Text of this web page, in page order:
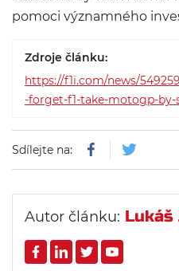
pomoci významného
Zdroje článku:
https://f1i.com/news/
-forget-f1-take-motogp-
Sdílejte na:
Autor článku: Lukáš